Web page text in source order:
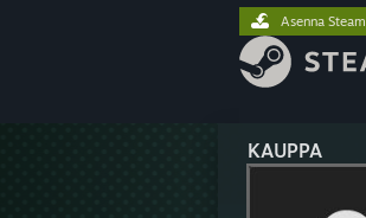
KAUPPA
Asenna Steam